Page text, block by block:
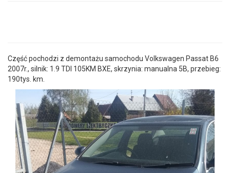
Część pochodzi z demontażu samochodu Volkswagen Passat B6
2007r., silnik: 1.9 TDI 105KM BXE, skrzynia: manualna 5B, przebieg:
190tys. km.